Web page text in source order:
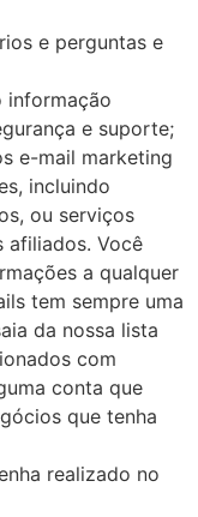
e perguntas e
informação
e suporte;
e-mail marketing
incluindo
ou serviços
afiliados. Você
a qualquer
tem sempre uma
da nossa lista
com
conta que
que tenha
realizado no